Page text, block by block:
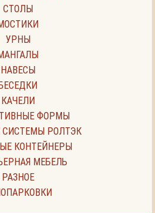
СТОЛЫ
УРНЫ
НАВЕСЫ
КАЧЕЛИ
ФОРМЫ
СИСТЕМЫ РОЛТЭК
КОНТЕЙНЕРЫ
МЕБЕЛЬ
РАЗНОЕ